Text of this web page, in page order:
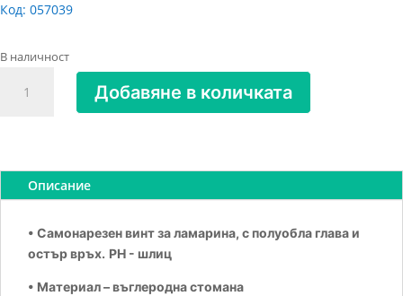
Код: 057039
В наличност
самонарезен
4.8х16
Добавяне в количката
Описание
• Самонарезен винт за ламарина, с полуобла глава и
остър връх. PH - шлиц
• Материал – въглеродна стомана